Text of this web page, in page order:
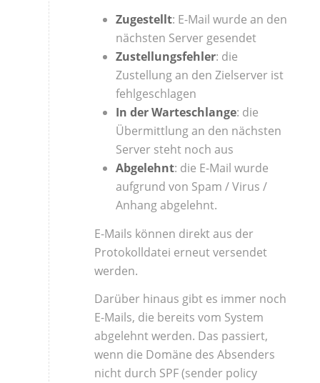
Zugestellt: E-Mail wurde an den
nächsten Server gesendet
Zustellungsfehler: die
Zustellung an den Zielserver ist
fehlgeschlagen
In der Warteschlange: die
Übermittlung an den nächsten
Server steht noch aus
Abgelehnt: die E-Mail wurde
aufgrund von Spam / Virus /
Anhang abgelehnt.
E-Mails können direkt aus der
Protokolldatei erneut versendet
werden.
Darüber hinaus gibt es immer noch
E-Mails, die bereits vom System
abgelehnt werden. Das passiert,
wenn die Domäne des Absenders
nicht durch SPF (sender policy